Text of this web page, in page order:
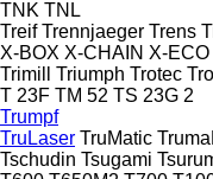
TNK TNL
Treif Trennjaeger Trens
X-BOX X-CHAIN X-ECO
Trimill
Triumph Trotec
T 23F TM 52 TS 23G 2
Trumpf
TruLaser TruMatic
Tschudin Tsugami